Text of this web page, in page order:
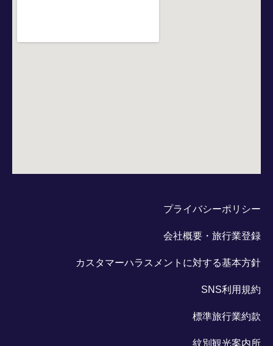
プライバシーポリシー
会社概要・旅行業登録
カスタマーハラスメントに対する基本方針
SNS利用規約
標準旅行業約款
紋別観光案内所